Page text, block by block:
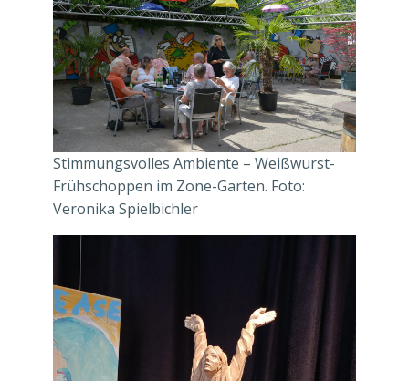
Stimmungsvolles Ambiente – Weißwurst-
Frühschoppen im Zone-Garten. Foto:
Veronika Spielbichler